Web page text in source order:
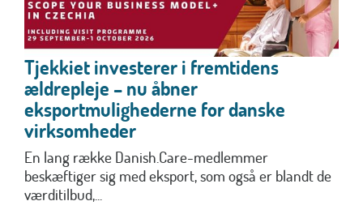
Tjekkiet investerer i fremtidens
ældrepleje – nu åbner
eksportmulighederne for danske
virksomheder
En lang række Danish.Care-medlemmer
beskæftiger sig med eksport, som også er blandt de
værditilbud,...